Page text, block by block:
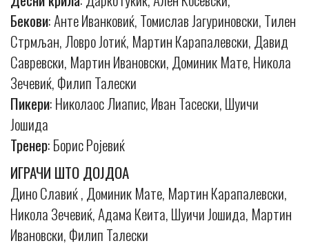
Бекови: Анте Иванковиќ, Томислав Јагуриновски, Тилен
Стрмљан, Ловро Јотиќ, Мартин Карапалевски, Давид
Савревски, Мартин Ивановски, Доминик Мате, Никола
Зечевиќ, Филип Талески
Пикери: Николаос Лиапис, Иван Тасески, Шуичи
Јошида
Тренер: Борис Ројевиќ
ИГРАЧИ ШТО ДОЈДОА
Дино Славиќ , Доминик Мате, Мартин Карапалевски,
Никола Зечевиќ, Адама Кеита, Шуичи Јошида, Мартин
Ивановски, Филип Талески